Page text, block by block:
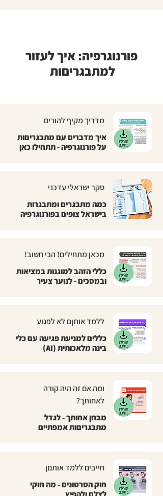
פורנוגרפיה: איך לעזור
למתבגריםות
מדריך מקיף להורים
איך מדברים עם מתבגריםות
על פורנוגרפיה - תתחילו כאן
סקר ישראלי עדכני
כמה מתבגרים ומתבגרות
בישראל צופים בפורנוגרפיה
מכאן מתחילים! הכי חשוב!
כללי הזהב למוגנות במציאות
ובמסכים - לנוער צעיר
ללמד אותןם לא לפגוע
כללים למניעת פגיעה עם כלי
בינה מלאכותית (AI)
ומה אם זה היה קורה
לאחותך?
מבחן אחותך - לגדל
מתבגריםות אמפתיים
חייבים ללמד אותםן
חוק הסרטונים - מה חוקי